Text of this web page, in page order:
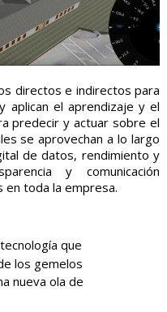
directos e indirectos para
aplican el aprendizaje y el
predecir y actuar sobre el
se aprovechan a lo largo
de datos, rendimiento y
y comunicación
toda la empresa.
que
los gemelos
nueva ola de